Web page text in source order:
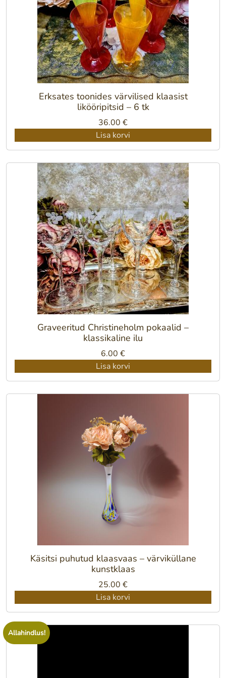
Erksates toonides värvilised klaasist
likööripitsid – 6 tk
36.00 €
Lisa korvi
Graveeritud Christineholm pokaalid –
klassikaline ilu
6.00 €
Lisa korvi
Käsitsi puhutud klaasvaas – värviküllane
kunstklaas
25.00 €
Lisa korvi
Allahindlus!